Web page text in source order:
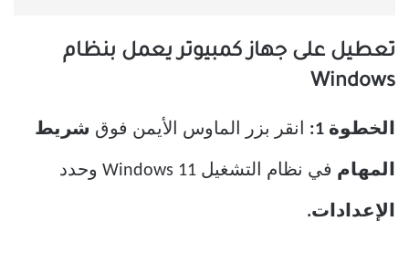
تعطيل على جهاز كمبيوتر يعمل بنظام
Windows
الخطوة 1: انقر بزر الماوس الأيمن فوق شريط
المهام في نظام التشغيل Windows 11 وحدد
الإعدادات.